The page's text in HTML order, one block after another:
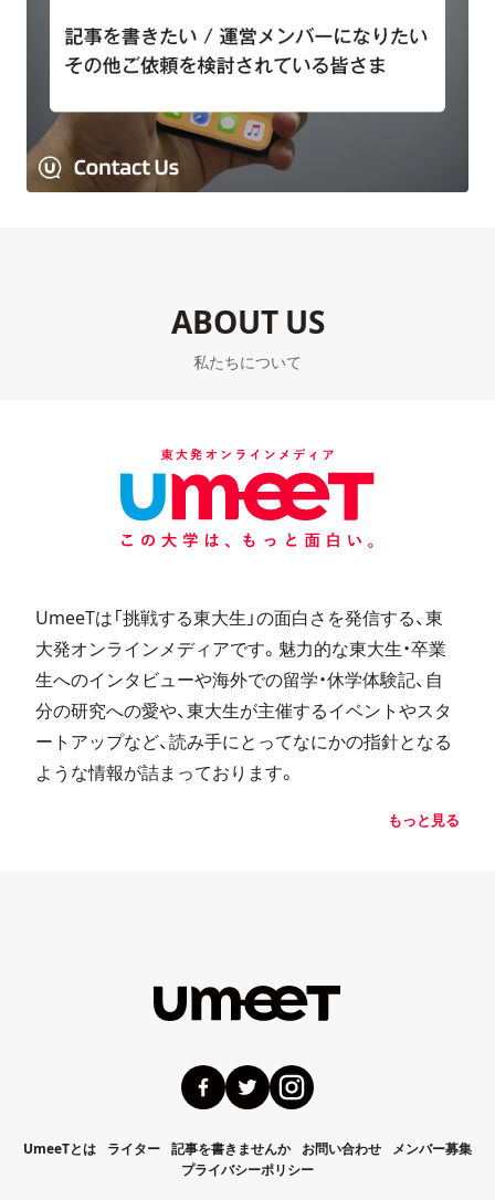
ABOUT US
私たちについて
UmeeTは「挑戦する東大生」の面白さを発信する、東
大発オンラインメディアです。魅力的な東大生・卒業
生へのインタビューや海外での留学・休学体験記、自
分の研究への愛や、東大生が主催するイベントやスタ
ートアップなど、読み手にとってなにかの指針となる
ような情報が詰まっております。
もっと見る
UmeeTとは ライター 記事を書きませんか お問い合わせ
メンバー募集
プライバシーポリシー